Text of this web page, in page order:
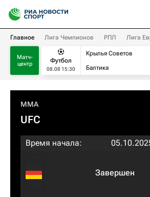
Главное Лига Чемпионов РПЛ Лига
Матч-
центр
Футбол
08.08 15:30
Крылья Советов
Балтика
MMA
UFC
Время начала:
Завершен